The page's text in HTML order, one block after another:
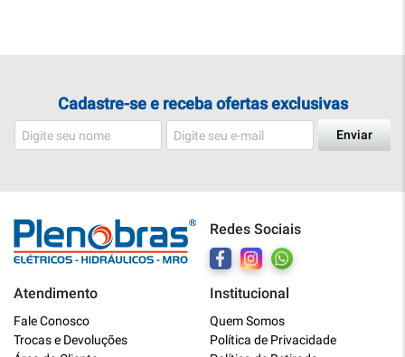
Cadastre-se e receba ofertas exclusivas
Enviar
Redes Sociais
Atendimento
Fale Conosco
Trocas e Devoluções
Institucional
Quem Somos
Política de Privacidade
Online